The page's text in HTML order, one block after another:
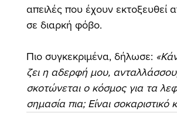
απειλές που έχουν εκτοξευθεί
σε διαρκή φόβο.
Πιο συγκεκριμένα, δήλωσε:
ζει η αδερφή μου,
σκοτώνεται ο κόσμος για τα
σημασία πια; Είναι